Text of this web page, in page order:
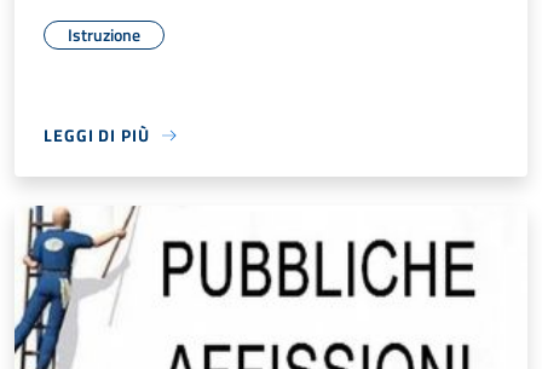
Istruzione
LEGGI DI PIÙ